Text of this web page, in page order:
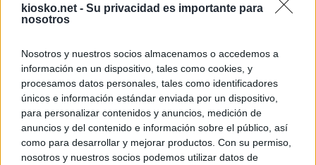
kiosko.net - Su privacidad es importante para
nosotros
Nosotros y nuestros socios almacenamos o accedemos a
información en un dispositivo, tales como cookies, y
procesamos datos personales, tales como identificadores
únicos e información estándar enviada por un dispositivo,
para personalizar contenidos y anuncios, medición de
anuncios y del contenido e información sobre el público, así
como para desarrollar y mejorar productos. Con su permiso,
nosotros y nuestros socios podemos utilizar datos de